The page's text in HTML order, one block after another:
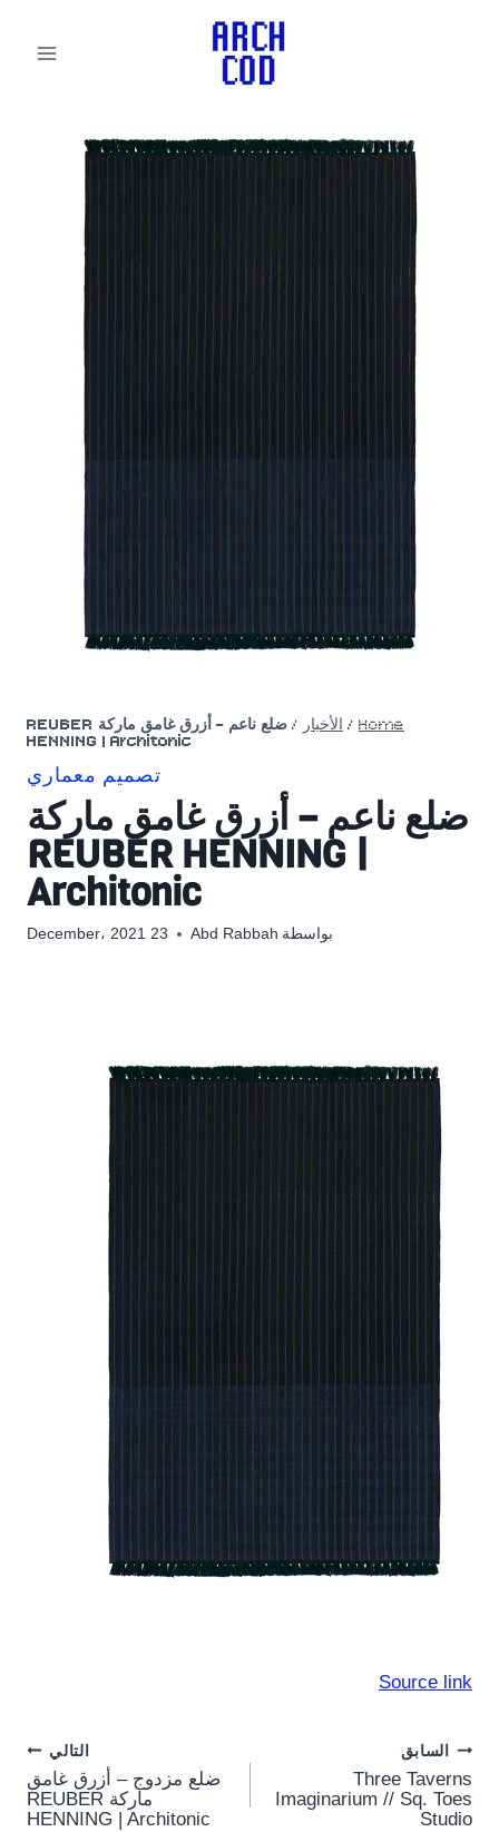
Home
/ الأخبار /
ضلع ناعم – أزرق غامق ماركة REUBER
HENNING | Architonic
تصميم معماري
ضلع ناعم – أزرق غامق ماركة
REUBER HENNING |
Architonic
بواسطة Abd Rabbah 23 December، 2021
Source link
Post
navigation
السابق
Three Taverns
Imaginarium // Sq. Toes
Studio
التالي
ضلع مزدوج – أزرق غامق
ماركة REUBER
HENNING | Architonic